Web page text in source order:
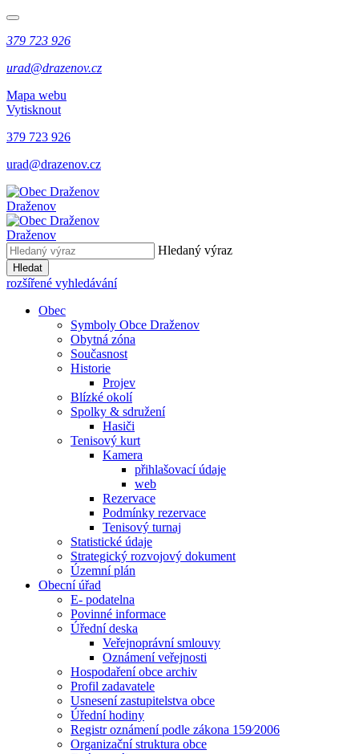
379 723 926
urad@drazenov.cz
Mapa webu
Vytisknout
379 723 926
urad@drazenov.cz
Draženov
Draženov
Hledaný výraz
Hledat
rozšířené vyhledávání
Obec
Symboly Obce Draženov
Obytná zóna
Současnost
Historie
Projev
Blízké okolí
Spolky & sdružení
Hasiči
Tenisový kurt
Kamera
přihlašovací údaje
web
Rezervace
Podmínky rezervace
Tenisový turnaj
Statistické údaje
Strategický rozvojový dokument
Územní plán
Obecní úřad
E- podatelna
Povinné informace
Úřední deska
Veřejnoprávní smlouvy
Oznámení veřejnosti
Hospodaření obce archiv
Profil zadavatele
Usnesení zastupitelstva obce
Úřední hodiny
Registr oznámení podle zákona 159⁄2006
Organizační struktura obce